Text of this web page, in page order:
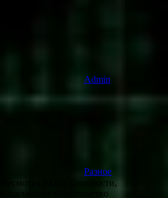
Admin
Разное
«Несмотря на все сложности,
подавляющее большинство